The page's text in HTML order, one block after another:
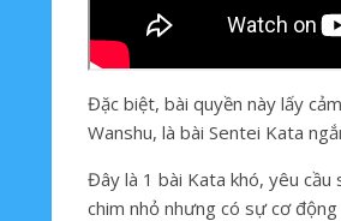
Đặc biệt, bài quyền này lấy
Wanshu, là bài Sentei Kata
Đây là 1 bài Kata khó, yêu cầu
chim nhỏ nhưng có sự cơ